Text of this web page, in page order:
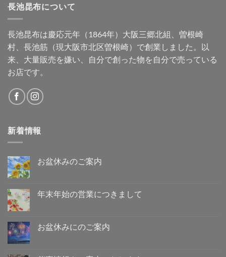
長池昆布について
長池昆布は慶応元年（1864年）大阪三郷北組、曽根崎
村、長池筋（現大阪市北区曽根崎）で創業しました。以
来、大量販売を嫌い、自分で創った物を自分で売っている
お店です。
新着情報
お盆休みのご案内
み
の
へ
の
ト
は
り
ま
年末年始の営業につきまして
始
の
ト
は
お盆休みにのご案内